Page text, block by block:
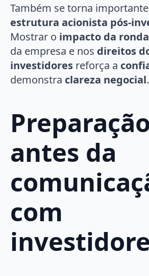
Também se torna
estrutura acionista pós-
Mostrar o impacto da ronda
da empresa e nos direitos
investidores reforça a
demonstra clareza negocial.
Preparação
antes da
com